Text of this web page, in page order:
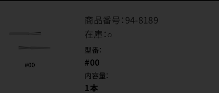
商品番号：94-8189
在庫：○
型番：
#00
内容量：
1本